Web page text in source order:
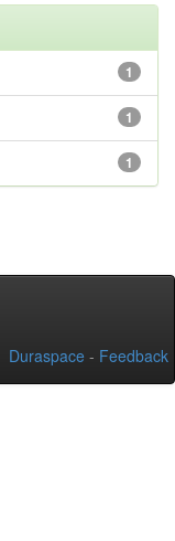
1
1
1
Duraspace - Feedback